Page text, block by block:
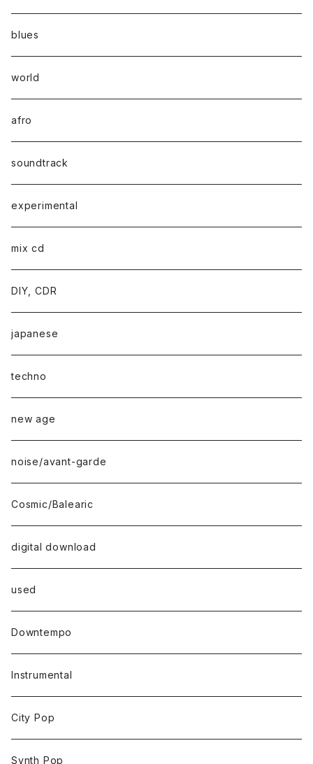
blues
world
afro
soundtrack
experimental
mix cd
DIY, CDR
japanese
techno
new age
noise/avant-garde
Cosmic/Balearic
digital download
used
Downtempo
Instrumental
City Pop
Synth Pop